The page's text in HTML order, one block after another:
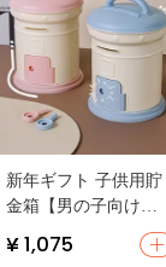
新年ギフト 子供用貯
金箱【男の子向け・
女の子向け・出し入
れ不可】
¥ 1,075